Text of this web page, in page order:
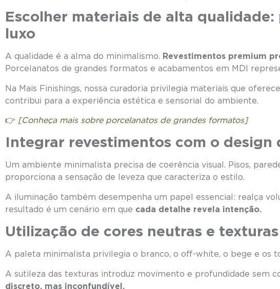
Escolher materiais de alta
A qualidade é a alma do minimalismo. Revestimentos premium
Porcelanatos de grandes formatos e acabamentos em MDI
Na Mais Finishings, nossa curadoria privilegia materiais que
contribui para a experiência estética e sensorial do ambiente.
👉 [Conheça mais sobre porcelanatos de grandes formatos]
Integrar revestimentos com o design
Um ambiente minimalista precisa de coerência visual. Pisos,
proporciona a sensação de leveza que caracteriza o estilo.
A iluminação também desempenha um papel essencial: realça
resultado é um cenário em que cada detalhe revela intenção.
Utilização de cores neutras e
A paleta minimalista privilegia o branco, o off-white, o bege e os
A sutileza das texturas introduz movimento e profundidade sem
discreto, mas inconfundível.